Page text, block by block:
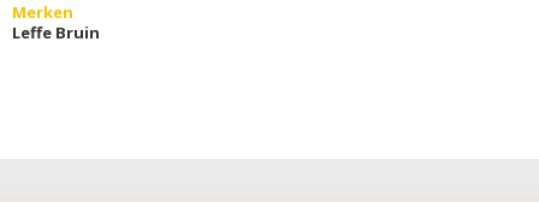
Merken
Leffe Bruin